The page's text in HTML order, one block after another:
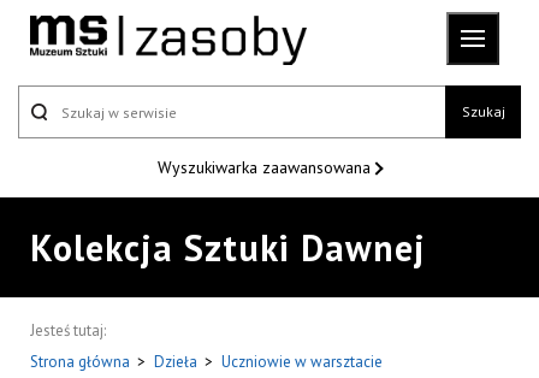
Szukaj
Wyszukiwarka zaawansowana
Kolekcja Sztuki Dawnej
Jesteś tutaj:
Strona główna > Dzieła > Uczniowie w warsztacie